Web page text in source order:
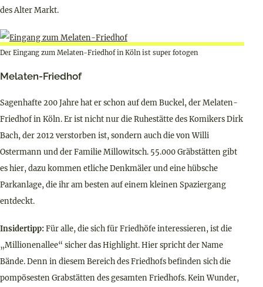
des Alter Markt.
Der Eingang zum Melaten-Friedhof in Köln ist super fotogen
Melaten-Friedhof
Sagenhafte 200 Jahre hat er schon auf dem Buckel, der Melaten-
Friedhof in Köln. Er ist nicht nur die Ruhestätte des Komikers Dirk
Bach, der 2012 verstorben ist, sondern auch die von Willi
Ostermann und der Familie Millowitsch. 55.000 Gräbstätten gibt
es hier, dazu kommen etliche Denkmäler und eine hübsche
Parkanlage, die ihr am besten auf einem kleinen Spaziergang
entdeckt.
Insidertipp:Für alle, die sich für Friedhöfe interessieren, ist die
„Millionenallee“ sicher das Highlight. Hier spricht der Name
Bände. Denn in diesem Bereich des Friedhofs befinden sich die
pompösesten Grabstätten des gesamten Friedhofs. Kein Wunder,